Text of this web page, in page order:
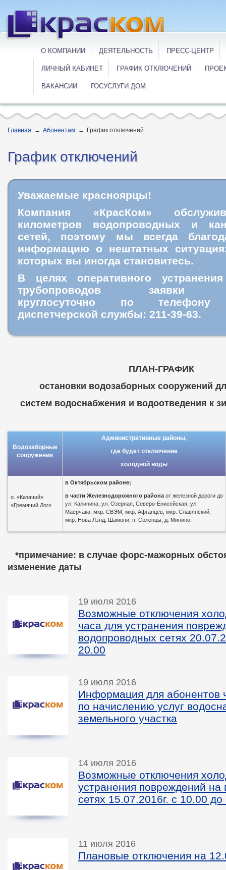
О КОМПАНИИ ДЕЯТЕЛЬНОСТЬ ПРЕСС-ЦЕНТР
ЛИЧНЫЙ КАБИНЕТ ГРАФИК ОТКЛЮЧЕНИЙ
ВАКАНСИИ ГОСУСЛУГИ ДОМ
Главная → Абонентам → График отключений
График отключений
Уважаемые красноярцы!
Компания «КрасКом»
километров водопроводных и
сетей, поэтому мы всегда
информацию о нештатных
которых вы иногда становитесь.
В целях оперативного
трубопроводов заявки
круглосуточно по телефону
диспетчерской службы: 211-39-63.
ПЛАН-ГРАФИК
остановки водозаборных сооружений
систем водоснабжения и водоотведения к
Водозаборные
сооружения
Административные районы,
где будет отключение
холодной воды
о. «Казачий»
«Гремячий Лог»
в Октябрьском районе;
в части Железнодорожного района от железной дороги до
ул. Калинина, ул. Озерная, Северо-Енисейская, ул.
Маерчака, мкр. СВЭМ, мкр. Афганцев, мкр. Славянский,
мкр. Нова Лэнд, Шамони, п. Солонцы, д. Минино.
*примечание: в случае форс-мажорных
изменение даты
19 июля 2016
Возможные отключения
часа для устранения
водопроводных сетях
20.00
19 июля 2016
Информация для абонентов
по начислению услуг
земельного участка
14 июля 2016
Возможные отключения
устранения повреждений на
сетях 15.07.2016г. с 10.00
11 июля 2016
Плановые отключения на